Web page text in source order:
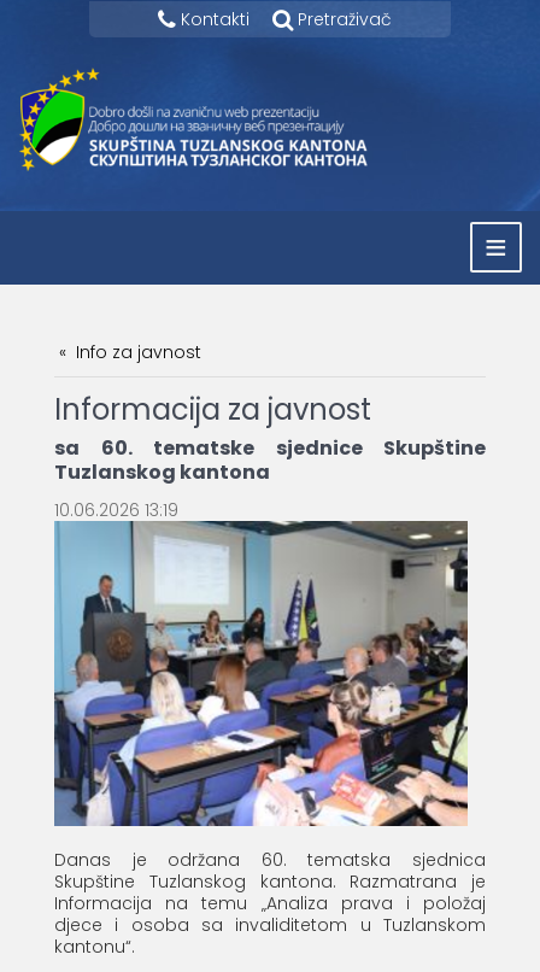
Kontakti Pretraživač
≡
Info za javnost
Informacija za javnost
sa 60. tematske sjednice Skupštine
Tuzlanskog kantona
10.06.2026 13:19
Danas je održana 60. tematska sjednica
Skupštine Tuzlanskog kantona. Razmatrana je
Informacija na temu „Analiza prava i položaj
djece i osoba sa invaliditetom u Tuzlanskom
kantonu“.